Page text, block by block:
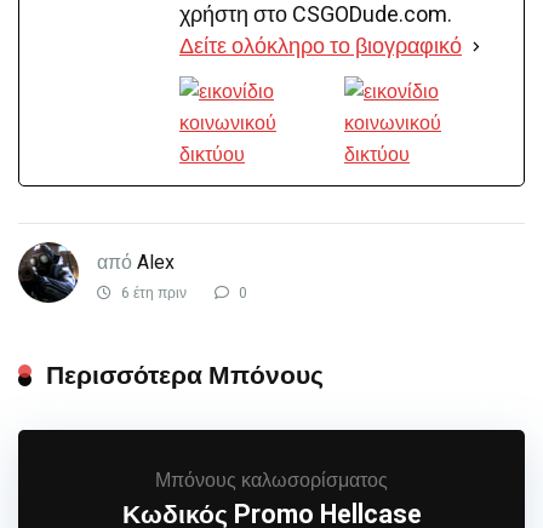
χρήστη στο CSGODude.com.
Δείτε ολόκληρο το βιογραφικό
από Alex
6 έτη πριν 0
Περισσότερα Μπόνους
Μπόνους καλωσορίσματος
Κωδικός Promo Hellcase